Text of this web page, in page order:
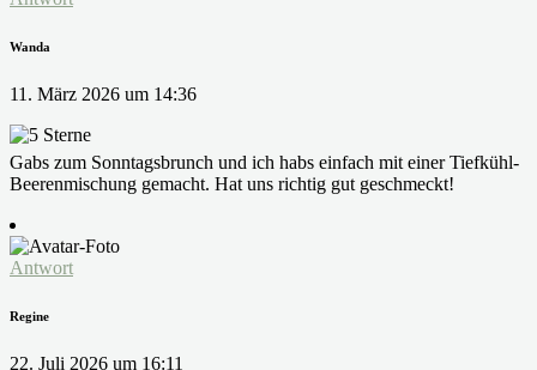
Wanda
11. März 2026 um 14:36
Gabs zum Sonntagsbrunch und ich habs einfach mit einer Tiefkühl-
Beerenmischung gemacht. Hat uns richtig gut geschmeckt!
Antwort
Regine
22. Juli 2026 um 16:11